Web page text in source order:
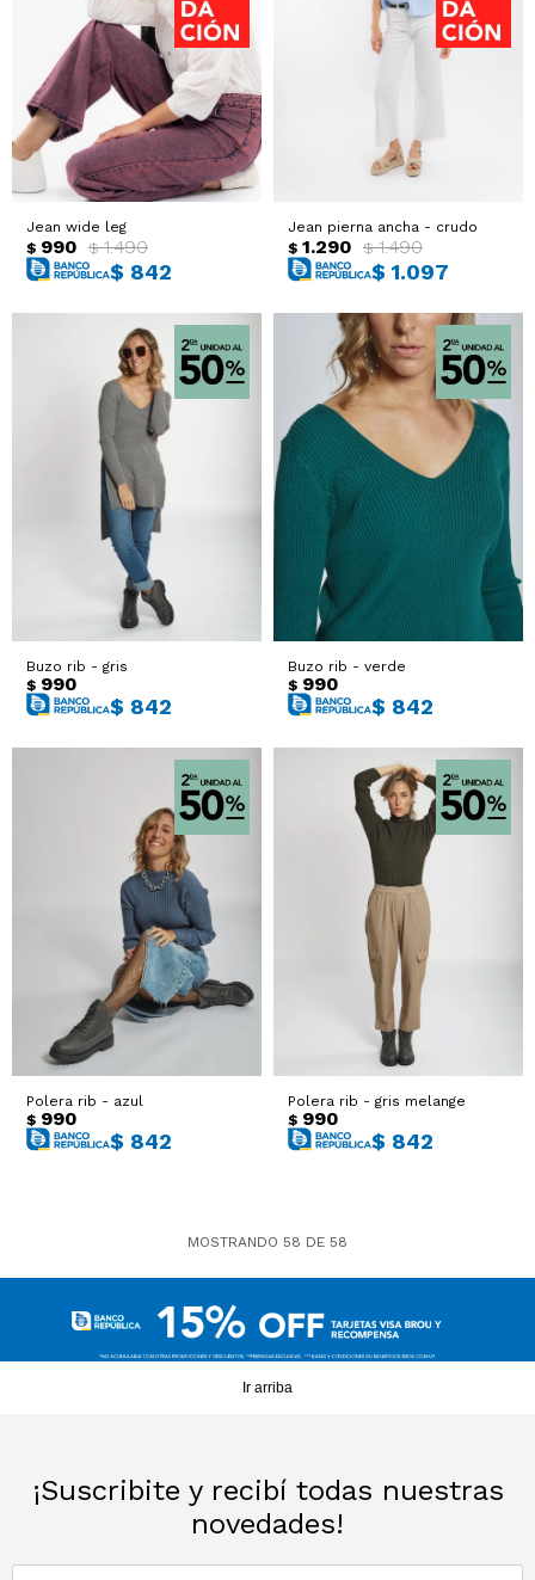
Jean wide leg
$ 990 $ 1.490
$ 842
Jean pierna ancha - crudo
$ 1.290 $ 1.490
$ 1.097
Buzo rib - gris
$ 990
$ 842
Buzo rib - verde
$ 990
$ 842
Polera rib - azul
$ 990
$ 842
Polera rib - gris melange
$ 990
$ 842
MOSTRANDO 58 DE 58
Ir arriba
¡Suscribite y recibí todas nuestras
novedades!